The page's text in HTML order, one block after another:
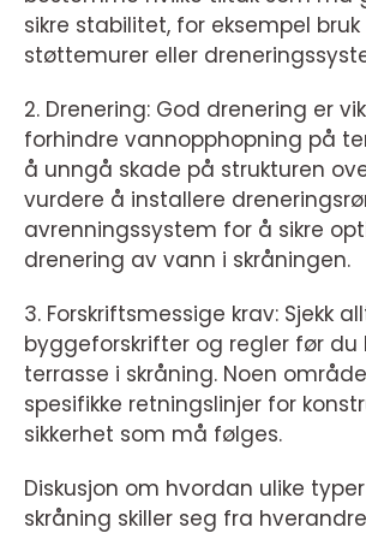
sikre stabilitet, for eksempel
støttemurer eller
2. Drenering: God drenering er
forhindre vannopphopning på
å unngå skade på strukturen
vurdere å installere
avrenningssystem for å sikre
drenering av vann i skråningen.
3. Forskriftsmessige krav: Sjekk
byggeforskrifter og regler før du
terrasse i skråning. Noen
spesifikke retningslinjer for
sikkerhet som må følges.
Diskusjon om hvordan ulike
skråning skiller seg fra hverandre